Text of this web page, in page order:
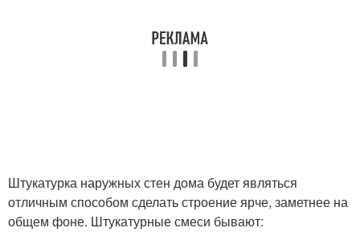
Штукатурка наружных стен дома будет являться
отличным способом сделать строение ярче, заметнее на
общем фоне. Штукатурные смеси бывают: